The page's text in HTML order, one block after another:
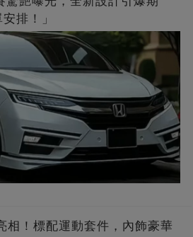
排！」
相！標配運動套件，內飾豪華